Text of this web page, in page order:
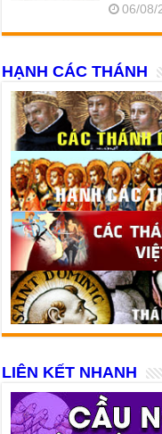
06/08/
HẠNH CÁC THÁNH
LIÊN KẾT NHANH